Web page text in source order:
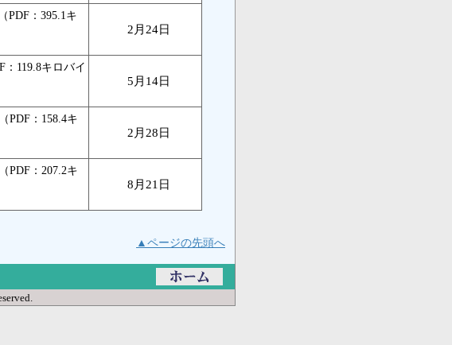
（PDF：395.1キ
2月24日
：119.8キロバイ
5月14日
（PDF：158.4キ
2月28日
（PDF：207.2キ
8月21日
▲ページの先頭へ